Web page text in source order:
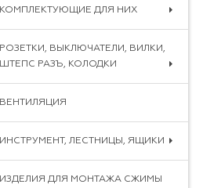
КОМПЛЕКТУЮЩИЕ ДЛЯ НИХ
РОЗЕТКИ, ВЫКЛЮЧАТЕЛИ, ВИЛКИ,
ШТЕПС РАЗЪ, КОЛОДКИ
ВЕНТИЛЯЦИЯ
ИНСТРУМЕНТ, ЛЕСТНИЦЫ, ЯЩИКИ
ИЗДЕЛИЯ ДЛЯ МОНТАЖА СЖИМЫ